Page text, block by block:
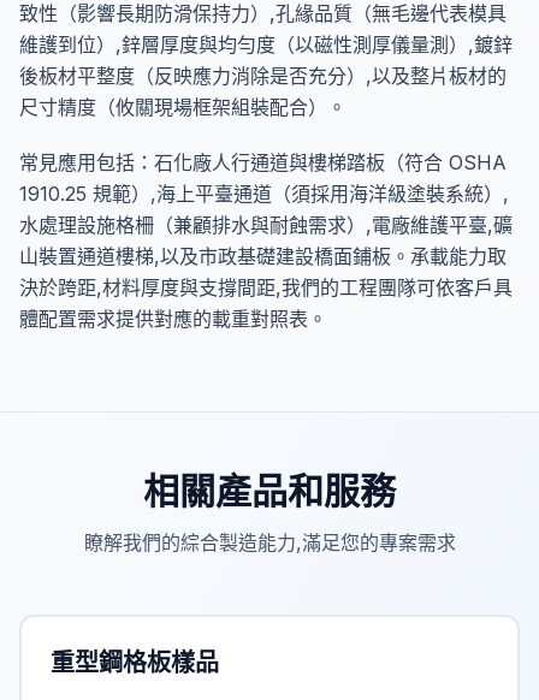
致性（影響長期防滑保持力）,孔緣品質（無毛邊代表模具
維護到位）,鋅層厚度與均勻度（以磁性測厚儀量測）,鍍鋅
後板材平整度（反映應力消除是否充分）,以及整片板材的
尺寸精度（攸關現場框架組裝配合）。
常見應用包括：石化廠人行通道與樓梯踏板（符合 OSHA
1910.25 規範）,海上平臺通道（須採用海洋級塗裝系統）,
水處理設施格柵（兼顧排水與耐蝕需求）,電廠維護平臺,礦
山裝置通道樓梯,以及市政基礎建設橋面鋪板。承載能力取
決於跨距,材料厚度與支撐間距,我們的工程團隊可依客戶具
體配置需求提供對應的載重對照表。
相關產品和服務
瞭解我們的綜合製造能力,滿足您的專案需求
重型鋼格板樣品